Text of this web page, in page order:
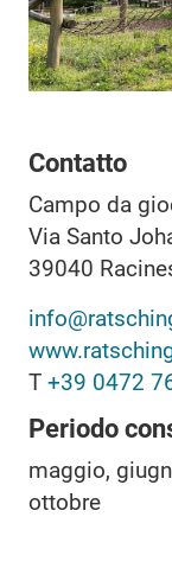
Contatto
Campo da
Via Santo
39040
T +39 0472
Periodo
maggio,
ottobre